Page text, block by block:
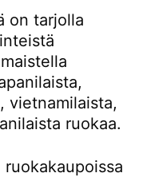
on tarjolla
vietnamilaista,
ruokaa.